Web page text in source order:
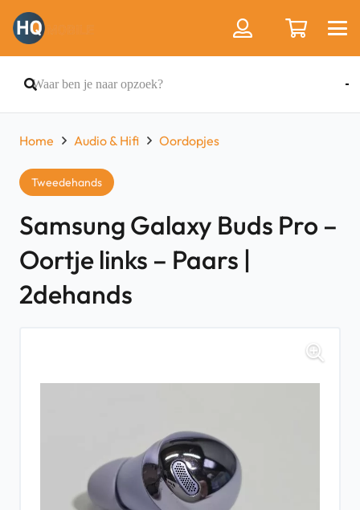
Home Audio & Hifi Oordopjes
Tweedehands
Samsung Galaxy Buds Pro –
Oortje links – Paars |
2dehands